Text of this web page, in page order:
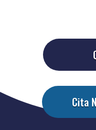
Cita